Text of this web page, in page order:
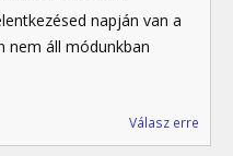
napján van a
nem áll módunkban
Válasz erre